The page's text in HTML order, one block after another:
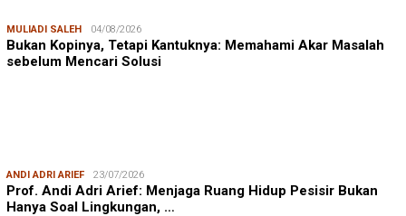
MULIADI SALEH 04/08/2026
Bukan Kopinya, Tetapi Kantuknya: Memahami Akar Masalah
sebelum Mencari Solusi
ANDI ADRI ARIEF 23/07/2026
Prof. Andi Adri Arief: Menjaga Ruang Hidup Pesisir Bukan
Hanya Soal Lingkungan, …